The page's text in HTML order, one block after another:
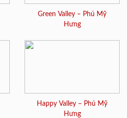
Green Valley – Phú Mỹ
Hưng
Happy Valley – Phú Mỹ
Hưng